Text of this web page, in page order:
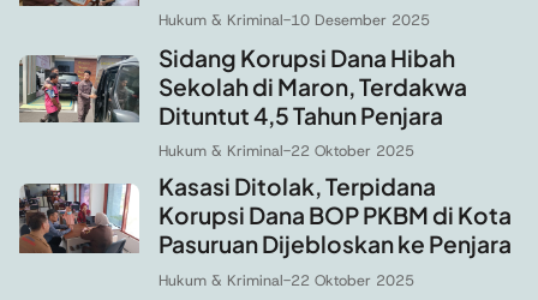
Hukum & Kriminal-10 Desember 2025
Sidang Korupsi Dana Hibah
Sekolah di Maron, Terdakwa
Dituntut 4,5 Tahun Penjara
Hukum & Kriminal-22 Oktober 2025
Kasasi Ditolak, Terpidana
Korupsi Dana BOP PKBM di Kota
Pasuruan Dijebloskan ke Penjara
Hukum & Kriminal-22 Oktober 2025